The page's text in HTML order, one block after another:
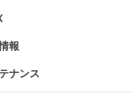
報
ナンス